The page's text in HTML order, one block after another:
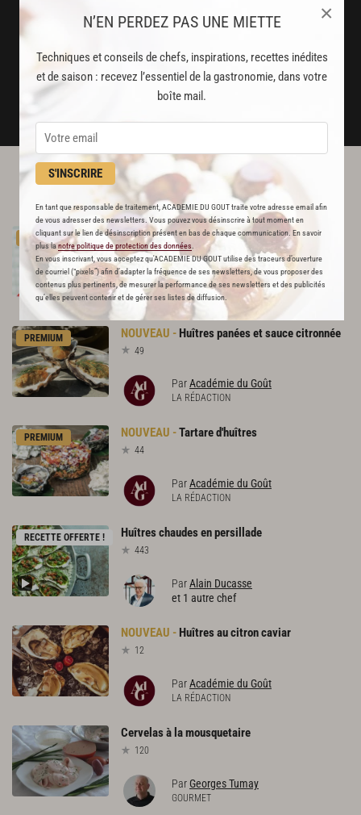
N’EN PERDEZ PAS UNE MIETTE
Techniques et conseils de chefs, inspirations, recettes inédites
et de saison : recevez l’essentiel de la gastronomie, dans votre
boîte mail.
S'INSCRIRE
En tant que responsable de traitement, ACADEMIE DU GOUT traite votre adresse email afin
de vous adresser des newsletters. Vous pouvez vous désinscrire à tout moment en
cliquant sur le lien de désinscription présent en bas de chaque communication. En savoir
plus lanotre politique de protection des données
En vous inscrivant, vous acceptez qu'ACADEMIE DU GOUT utilise des traceurs d’ouverture
de courriel (“pixels”) afin d’adapter la fréquence de ses newsletters, de vous proposer des
contenus plus pertinents, de mesurer la performance de ses newsletters et des publicités
qu’elles peuvent contenir et de gérer ses listes de diffusion.
×
Stop pub
un service garanti sans publicité
JE M'ABONNE
L'ACADÉMIE DU GOÛT VOUS
RECOMMANDE
PREMIUM Plateaudefruits demerroyal
113
ParAlain Ducasse
et 1 autre chef
PREMIUM Huîtrespanéesetsaucecitronnée
49
ParAcadémie du Goût
LA RÉDACTION
PREMIUM Tartared'huîtres
44
ParAcadémie du Goût
LA RÉDACTION
RECETTE OFFERTE ! Huîtreschaudesenpersillade
443
ParAlain Ducasse
et 1 autre chef
Huîtresaucitroncaviar
12
ParAcadémie du Goût
LA RÉDACTION
Cervelasà lamousquetaire
120
ParGeorges Tumay
GOURMET